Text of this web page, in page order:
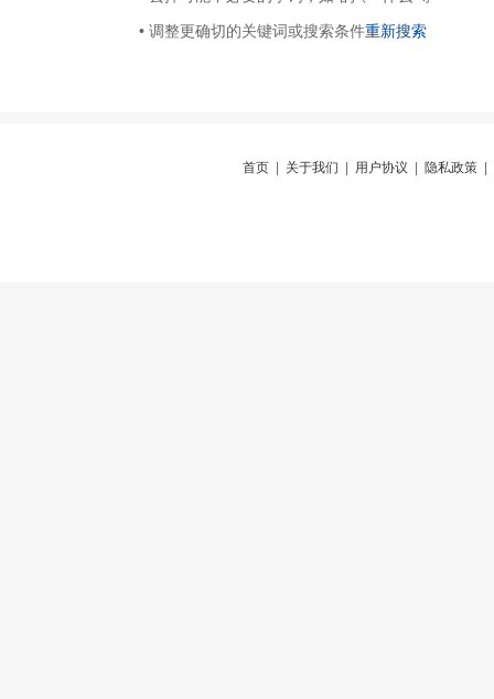
• 调整更确切的关键词或搜索条件重新搜索
首页 关于我们 用户协议 隐私政策